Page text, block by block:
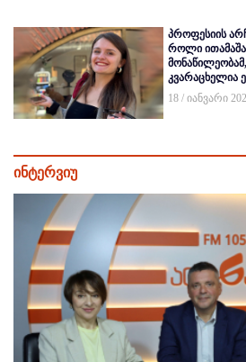
პროფესიის
როლი
კვარაცხელია
18 / იანვარი
ინტერვიუ